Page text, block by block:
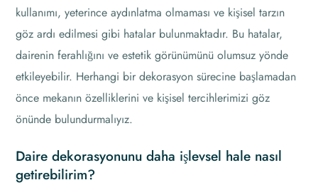
kullanımı, yeterince aydınlatma olmaması ve kişisel tarzın
göz ardı edilmesi gibi hatalar bulunmaktadır. Bu hatalar,
dairenin ferahlığını ve estetik görünümünü olumsuz yönde
etkileyebilir. Herhangi bir dekorasyon sürecine başlamadan
önce mekanın özelliklerini ve kişisel tercihlerimizi göz
önünde bulundurmalıyız.
Daire dekorasyonunu daha işlevsel hale nasıl
getirebilirim?